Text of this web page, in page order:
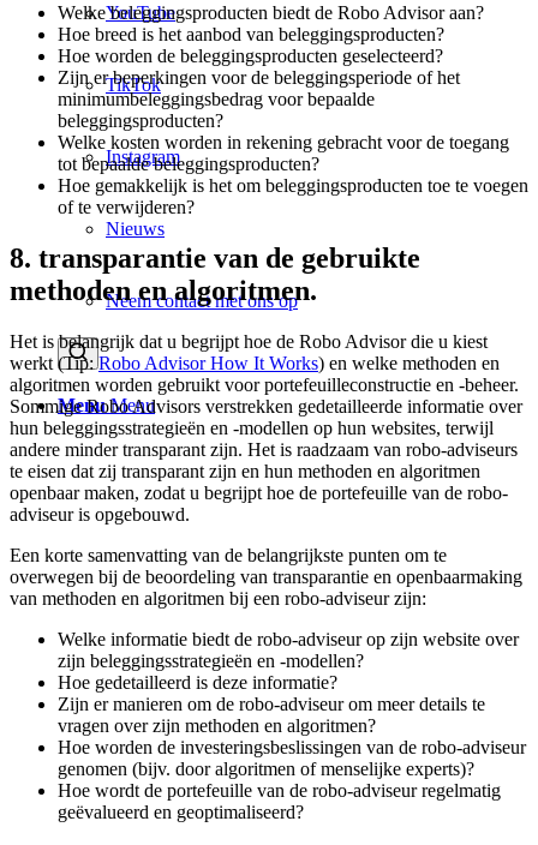
YouTube
TikTok
Instagram
Nieuws
Neem contact met ons op
Menu Menu
Welke beleggingsproducten biedt de Robo Advisor aan?
Hoe breed is het aanbod van beleggingsproducten?
Hoe worden de beleggingsproducten geselecteerd?
Zijn er beperkingen voor de beleggingsperiode of het
minimumbeleggingsbedrag voor bepaalde
beleggingsproducten?
Welke kosten worden in rekening gebracht voor de toegang
tot bepaalde beleggingsproducten?
Hoe gemakkelijk is het om beleggingsproducten toe te voegen
of te verwijderen?
8. transparantie van de gebruikte
methoden en algoritmen.
Het is belangrijk dat u begrijpt hoe de Robo Advisor die u kiest
werkt (Tip:Robo Advisor How It Works) en welke methoden en
algoritmen worden gebruikt voor portefeuilleconstructie en -beheer.
Sommige Robo Advisors verstrekken gedetailleerde informatie over
hun beleggingsstrategieën en -modellen op hun websites, terwijl
andere minder transparant zijn. Het is raadzaam van robo-adviseurs
te eisen dat zij transparant zijn en hun methoden en algoritmen
openbaar maken, zodat u begrijpt hoe de portefeuille van de robo-
adviseur is opgebouwd.
Een korte samenvatting van de belangrijkste punten om te
overwegen bij de beoordeling van transparantie en openbaarmaking
van methoden en algoritmen bij een robo-adviseur zijn:
Welke informatie biedt de robo-adviseur op zijn website over
zijn beleggingsstrategieën en -modellen?
Hoe gedetailleerd is deze informatie?
Zijn er manieren om de robo-adviseur om meer details te
vragen over zijn methoden en algoritmen?
Hoe worden de investeringsbeslissingen van de robo-adviseur
genomen (bijv. door algoritmen of menselijke experts)?
Hoe wordt de portefeuille van de robo-adviseur regelmatig
geëvalueerd en geoptimaliseerd?